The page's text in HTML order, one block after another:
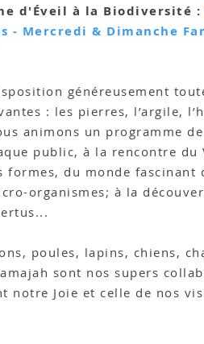
d'Éveil à la Biodiversité :
- Mercredi & Dimanche
généreusement
: les pierres, l’argile,
animons un programme de
public, à la rencontre du
du monde fascinant
organismes; à la
...
poules, lapins, chiens,
sont nos supers
notre Joie et celle de nos